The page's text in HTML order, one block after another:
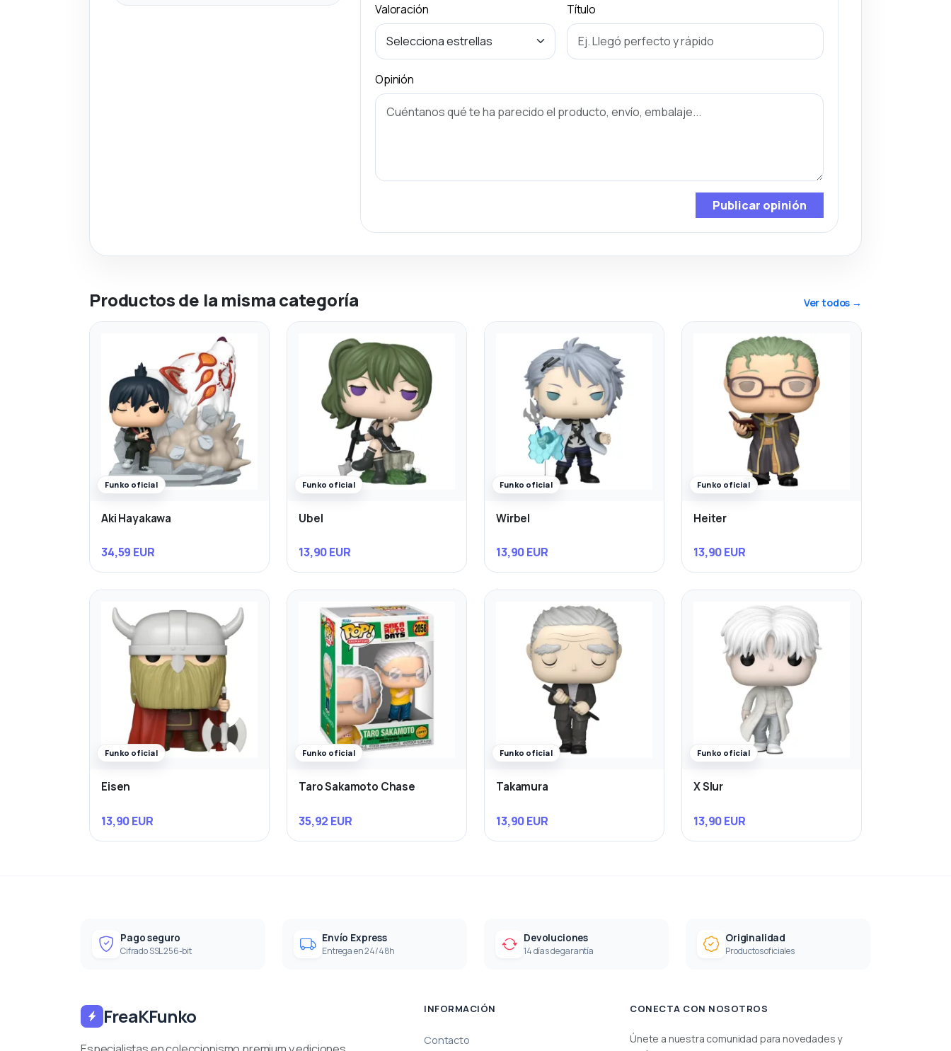
Valoración Título
Opinión
Publicar opinión
Productos de la misma categoría Ver todos →
Funko oficial
Aki Hayakawa
34,59 EUR
Funko oficial
Ubel
13,90 EUR
Funko oficial
Wirbel
13,90 EUR
Funko oficial
Heiter
13,90 EUR
Funko oficial
Eisen
13,90 EUR
Funko oficial
Taro Sakamoto Chase
35,92 EUR
Funko oficial
Takamura
13,90 EUR
Funko oficial
X Slur
13,90 EUR
Pago seguro
Cifrado SSL 256-bit
Envío Express
Entrega en 24/48h
Devoluciones
14 días de garantía
Originalidad
Productos oficiales
FreaKFunko INFORMACIÓN
Contacto
CONECTA CON NOSOTROS
Únete a nuestra comunidad para novedades y